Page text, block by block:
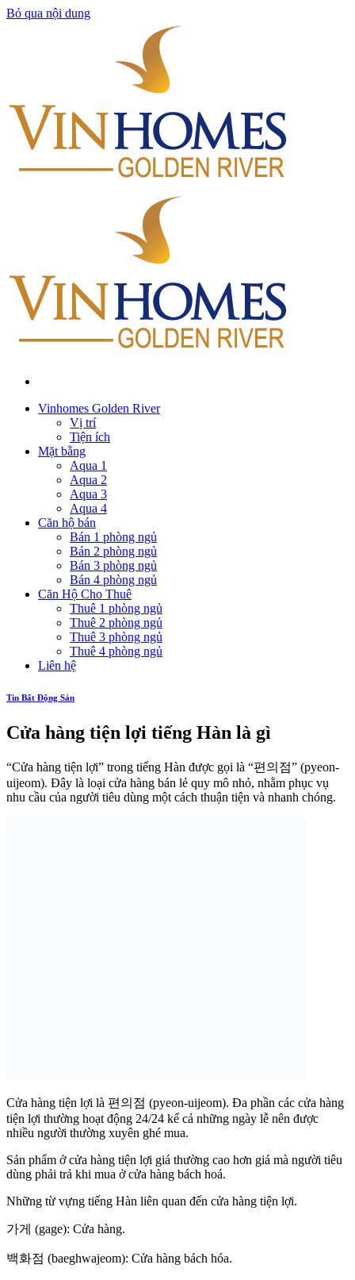
Bỏ qua nội dung
Vinhomes Golden River
Vị trí
Tiện ích
Mặt bằng
Aqua 1
Aqua 2
Aqua 3
Aqua 4
Căn hộ bán
Bán 1 phòng ngủ
Bán 2 phòng ngủ
Bán 3 phòng ngủ
Bán 4 phòng ngủ
Căn Hộ Cho Thuê
Thuê 1 phòng ngủ
Thuê 2 phòng ngủ
Thuê 3 phòng ngủ
Thuê 4 phòng ngủ
Liên hệ
Tin Bất Động Sản
Cửa hàng tiện lợi tiếng Hàn là gì
“Cửa hàng tiện lợi” trong tiếng Hàn được gọi là “편의점” (pyeon-
uijeom). Đây là loại cửa hàng bán lẻ quy mô nhỏ, nhằm phục vụ
nhu cầu của người tiêu dùng một cách thuận tiện và nhanh chóng.
Cửa hàng tiện lợi là 편의점 (pyeon-uijeom). Đa phần các cửa hàng
tiện lợi thường hoạt động 24/24 kể cả những ngày lễ nên được
nhiều người thường xuyên ghé mua.
Sản phẩm ở cửa hàng tiện lợi giá thường cao hơn giá mà người tiêu
dùng phải trả khi mua ở cửa hàng bách hoá.
Những từ vựng tiếng Hàn liên quan đến cửa hàng tiện lợi.
가게 (gage): Cửa hàng.
백화점 (baeghwajeom): Cửa hàng bách hóa.